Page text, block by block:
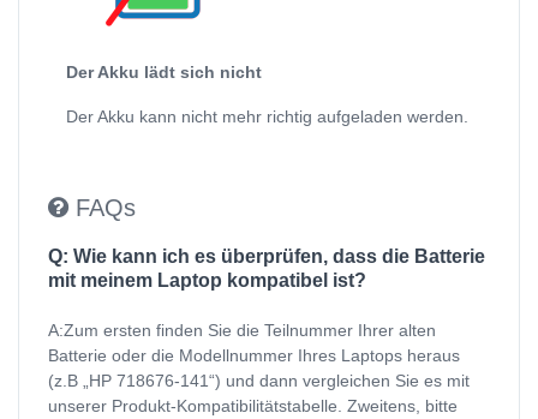
Der Akku lädt sich nicht
Der Akku kann nicht mehr richtig aufgeladen werden.
FAQs
Q: Wie kann ich es überprüfen, dass die Batterie
mit meinem Laptop kompatibel ist?
A:Zum ersten finden Sie die Teilnummer Ihrer alten
Batterie oder die Modellnummer Ihres Laptops heraus
(z.B „HP 718676-141“) und dann vergleichen Sie es mit
unserer Produkt-Kompatibilitätstabelle. Zweitens, bitte